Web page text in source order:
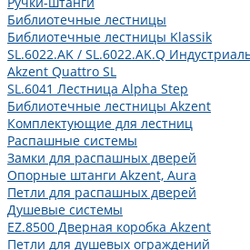
Библиотечные лестницы
Библиотечные лестницы Klassik
SL.6022.AK / SL.6022.AK.Q
Akzent Quattro SL
SL.6041 Лестница Alpha Step
Библиотечные лестницы Akzent
Комплектующие для лестниц
Распашные системы
Замки для распашных дверей
Опорные штанги Akzent, Aura
Петли для распашных дверей
Душевые системы
EZ.8500 Дверная коробка Akzent
Петли для душевых ограждений